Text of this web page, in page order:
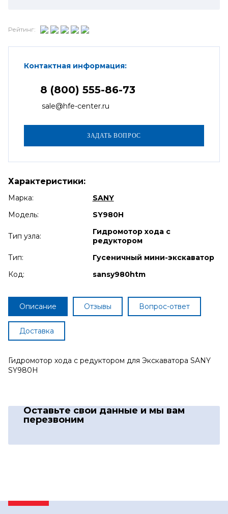
Рейтинг:
Контактная информация:
8 (800) 555-86-73
sale@hfe-center.ru
Характеристики:
Марка:
SANY
Модель:
SY980H
Тип узла:
Гидромотор хода с
редуктором
Тип:
Гусеничный мини-экскаватор
Код:
sansy980htm
Описание Отзывы Вопрос-ответ
Доставка
Гидромотор хода с редуктором для Экскаватора SANY
SY980H
Оставьте свои данные и мы вам
перезвоним